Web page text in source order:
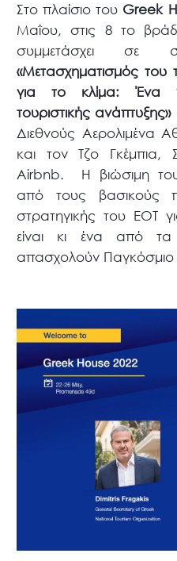
Στο πλαίσιο του Greek
Μαΐου, στις 8 το
συμμετάσχει σε
«Μετασχηματισμός
για το κλίμα: Ένα
τουριστικής ανάπτυξης»
Διεθνούς Αερολιμένα
και τον Τζο Γκέμπια,
Airbnb. Η βιώσιμη
από τους βασικούς
στρατηγικής του ΕΟΤ
είναι κι ένα από τα
απασχολούν